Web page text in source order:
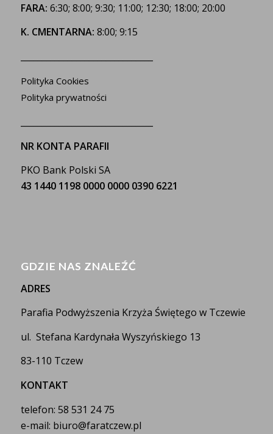
FARA: 6:30; 8:00; 9:30; 11:00; 12:30; 18:00; 20:00
K. CMENTARNA: 8:00; 9:15
Polityka Cookies
Polityka prywatności
NR KONTA PARAFII
PKO Bank Polski SA
43 1440 1198 0000 0000 0390 6221
GDZIE NAS ZNALEŹĆ
ADRES
Parafia Podwyższenia Krzyża Świętego w Tczewie
ul. Stefana Kardynała Wyszyńskiego 13
83-110 Tczew
KONTAKT
telefon: 58 531 24 75
e-mail: biuro@faratczew.pl